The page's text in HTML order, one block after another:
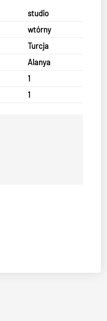
studio
wtórny
Turcja
Alanya
1
1